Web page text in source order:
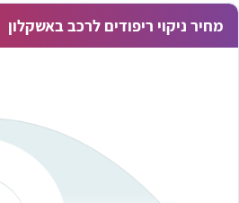
מחיר ניקוי ריפודים לרכב באשקלון